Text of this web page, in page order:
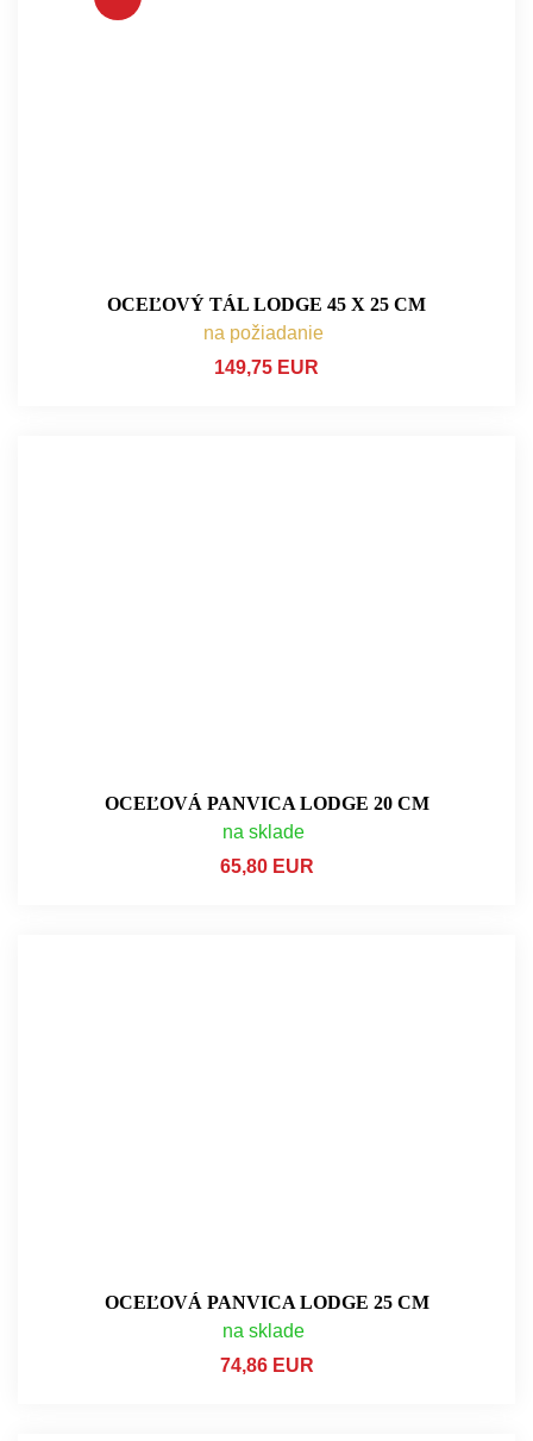
OCEĽOVÝ TÁL LODGE 45 X 25 CM
na požiadanie
149,75 EUR
OCEĽOVÁ PANVICA LODGE 20 CM
na sklade
65,80 EUR
OCEĽOVÁ PANVICA LODGE 25 CM
na sklade
74,86 EUR